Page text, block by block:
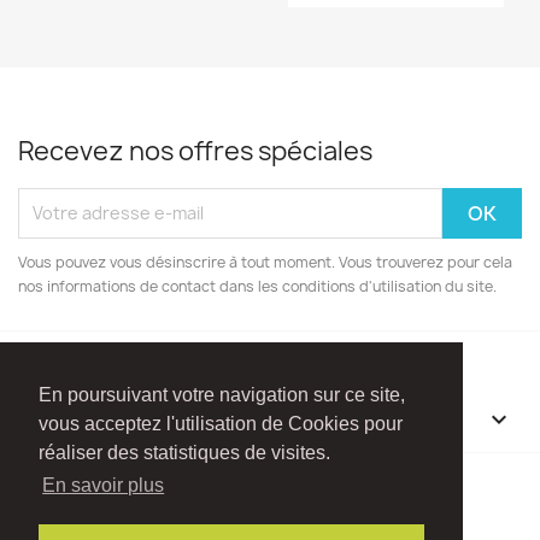
En poursuivant votre navigation sur ce site,
vous acceptez l'utilisation de Cookies pour
réaliser des statistiques de visites.
En savoir plus
Recevez nos offres spéciales
Vous pouvez vous désinscrire à tout moment. Vous trouverez pour cela
nos informations de contact dans les conditions d'utilisation du site.
INFORMATIONS 
FacebookInstagram